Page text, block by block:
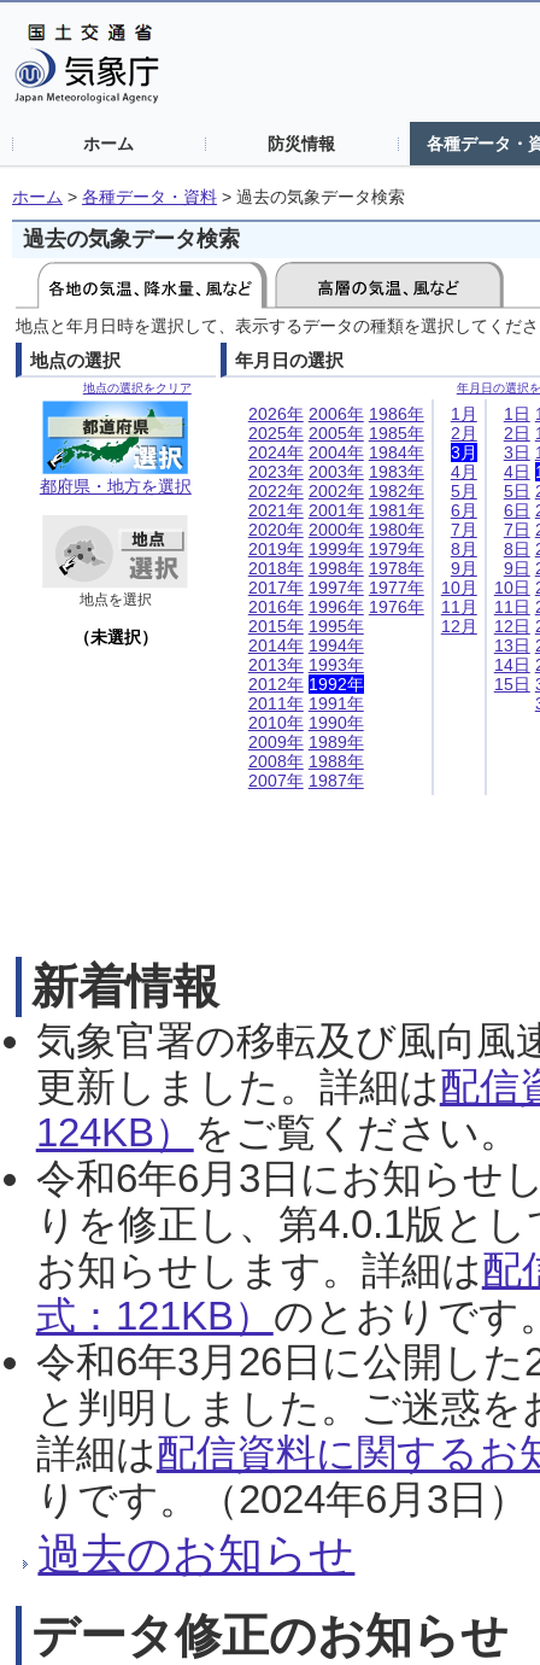
ホーム 防災情報 各種データ・
ホーム > 各種データ・資料 > 過去の気象データ検索
過去の気象データ検索
地点と年月日時を選択して、表示するデータの種類を選択してくだ
地点の選択
地点の選択をクリア
都府県・地方を選択
地点を選択
（未選択）
年月日の選択
年月日の選択
2026年
2025年
2024年
2023年
2022年
2021年
2020年
2019年
2018年
2017年
2016年
2015年
2014年
2013年
2012年
2011年
2010年
2009年
2008年
2007年
2006年
2005年
2004年
2003年
2002年
2001年
2000年
1999年
1998年
1997年
1996年
1995年
1994年
1993年
1992年
1991年
1990年
1989年
1988年
1987年
1986年
1985年
1984年
1983年
1982年
1981年
1980年
1979年
1978年
1977年
1976年
1月
2月
3月
4月
5月
6月
7月
8月
9月
10月
11月
12月
1日
2日
3日
4日
5日
6日
7日
8日
9日
10日
11日
12日
13日
14日
15日
新着情報
気象官署の移転及び風向風
更新しました。詳細は配信
124KB） をご覧ください。
令和6年6月3日にお知らせ
りを修正し、第4.0.1版と
お知らせします。詳細は配
式：121KB） のとおりです
令和6年3月26日に公開し
と判明しました。ご迷惑
詳細は配信資料に関するお
りです。（2024年6月3日）
過去のお知らせ
データ修正のお知らせ